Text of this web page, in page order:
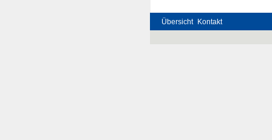
Übersicht Kontakt